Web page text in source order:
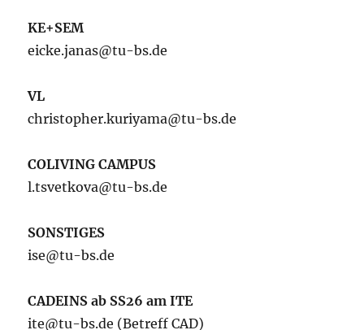
KE+SEM
eicke.janas@tu-bs.de
VL
christopher.kuriyama@tu-bs.de
COLIVING CAMPUS
l.tsvetkova@tu-bs.de
SONSTIGES
ise@tu-bs.de
CADEINS ab SS26 am ITE
ite@tu-bs.de (Betreff CAD)